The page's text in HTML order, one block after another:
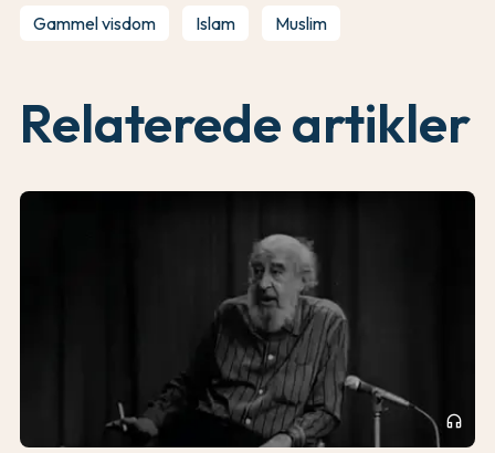
Gammel visdom Islam Muslim
Relaterede artikler
headphones